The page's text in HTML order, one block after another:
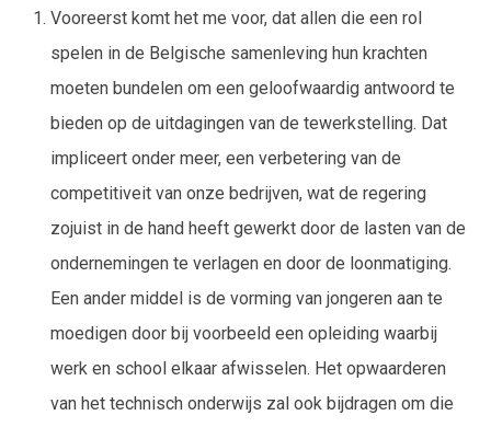
Vooreerst komt het me voor, dat allen die een rol
spelen in de Belgische samenleving hun krachten
moeten bundelen om een geloofwaardig antwoord te
bieden op de uitdagingen van de tewerkstelling. Dat
impliceert onder meer, een verbetering van de
competitiveit van onze bedrijven, wat de regering
zojuist in de hand heeft gewerkt door de lasten van de
ondernemingen te verlagen en door de loonmatiging.
Een ander middel is de vorming van jongeren aan te
moedigen door bij voorbeeld een opleiding waarbij
werk en school elkaar afwisselen. Het opwaarderen
van het technisch onderwijs zal ook bijdragen om die